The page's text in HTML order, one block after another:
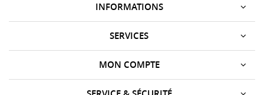
INFORMATIONS
SERVICES
MON COMPTE